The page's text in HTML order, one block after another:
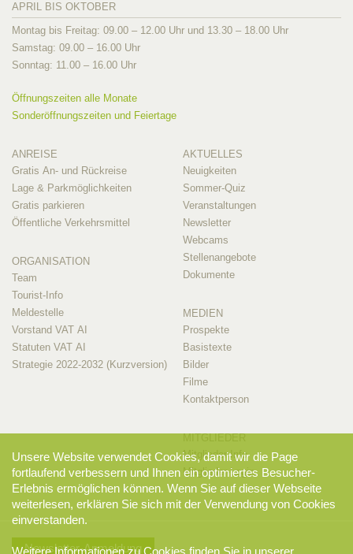
APRIL BIS OKTOBER
Montag bis Freitag: 09.00 – 12.00 Uhr und 13.30 – 18.00 Uhr
Samstag: 09.00 – 16.00 Uhr
Sonntag: 11.00 – 16.00 Uhr
Öffnungszeiten alle Monate
Sonderöffnungszeiten und Feiertage
ANREISE
Gratis An- und Rückreise
Lage & Parkmöglichkeiten
Gratis parkieren
Öffentliche Verkehrsmittel
ORGANISATION
Team
Tourist-Info
Meldestelle
Vorstand VAT AI
Statuten VAT AI
Strategie 2022-2032 (Kurzversion)
AKTUELLES
Neuigkeiten
Sommer-Quiz
Veranstaltungen
Newsletter
Webcams
Stellenangebote
Dokumente
MEDIEN
Prospekte
Basistexte
Bilder
Filme
Kontaktperson
Mitglieder-Info
Mitglieder-Login
Newsletter-Anmeldung
Unsere Website verwendet Cookies, damit wir die Page
fortlaufend verbessern und Ihnen ein optimiertes Besucher-
Erlebnis ermöglichen können. Wenn Sie auf dieser Webseite
weiterlesen, erklären Sie sich mit der Verwendung von Cookies
einverstanden.
Weitere Informationen zu Cookies finden Sie in unserer